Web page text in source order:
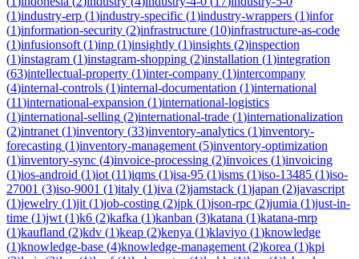
(1)industry-erp (1)industry-specific (1)industry-wrappers (1)infor
(1)information-security (2)infrastructure (10)infrastructure-as-code
(1)infusionsoft (1)inp (1)insightly (1)insights (2)inspection
(1)instagram (1)instagram-shopping (2)installation (1)integration
(63)intellectual-property (1)inter-company (1)intercompany
(4)internal-controls (1)internal-documentation (1)international
(11)international-expansion (1)international-logistics
(1)international-selling (2)international-trade (1)internationalization
(2)intranet (1)inventory (33)inventory-analytics (1)inventory-
forecasting (1)inventory-management (5)inventory-optimization
(1)inventory-sync (4)invoice-processing (2)invoices (1)invoicing
(1)ios-android (1)iot (11)iqms (1)isa-95 (1)isms (1)iso-13485 (1)iso-
27001 (3)iso-9001 (1)italy (1)iva (2)jamstack (1)japan (2)javascript
(1)jewelry (1)jit (1)job-costing (2)jpk (1)json-rpc (2)jumia (1)just-in-
time (1)jwt (1)k6 (2)kafka (1)kanban (3)katana (1)katana-mrp
(1)kaufland (2)kdv (1)keap (2)kenya (1)klaviyo (1)knowledge
(1)knowledge-base (4)knowledge-management (2)korea (1)kpi